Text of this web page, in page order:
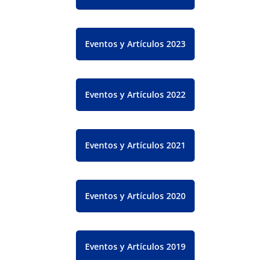
Eventos y Artículos 2023
Eventos y Artículos 2022
Eventos y Artículos 2021
Eventos y Artículos 2020
Eventos y Artículos 2019